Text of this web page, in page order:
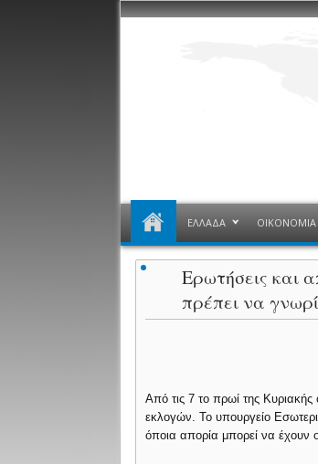
ΕΛΛΑΔΑ ΟΙΚΟΝΟΜΙΑ
Ερωτήσεις και
πρέπει να
Από τις 7 το πρωί της Κυριακής
εκλογών. Το υπουργείο
όποια απορία μπορεί να έχουν